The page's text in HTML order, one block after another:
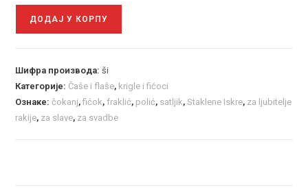
ДОДАЈ У КОРПУ
Шифра производа:ši
Категорије: Čaše i flaše, krigle i fićoci
Ознаке:čokanj,fićok, fraklić, polić, satljik,Staklene Iskre, za ljubitelje
rakije, za slave, za svadbe